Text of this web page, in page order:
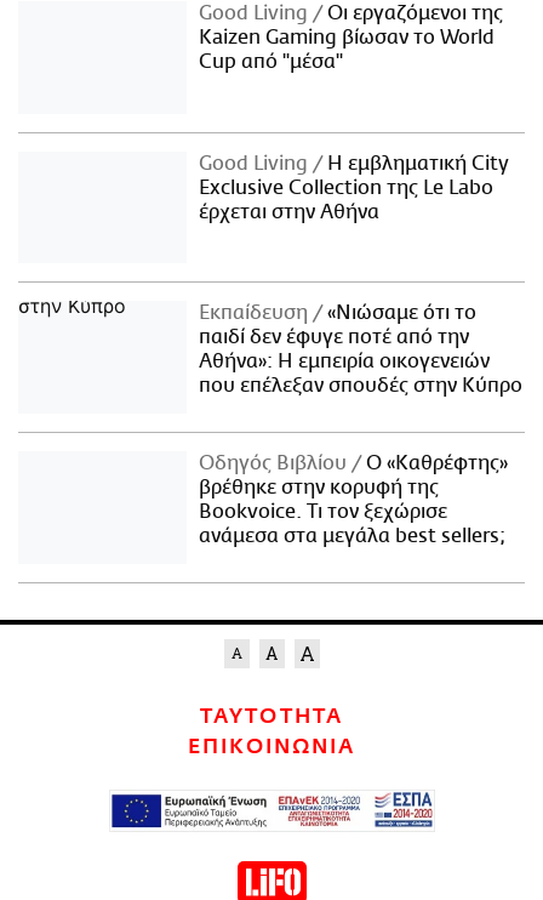
Good Living
Οι εργαζόμενοι της
Kaizen Gaming βίωσαν το World
Cup από "μέσα"
Good Living
Η εμβληματική City
Exclusive Collection της Le Labo
έρχεται στην Αθήνα
Εκπαίδευση
«Νιώσαμε ότι το
παιδί δεν έφυγε ποτέ από την
Αθήνα»: Η εμπειρία οικογενειών
που επέλεξαν σπουδές στην Κύπρο
Οδηγός Βιβλίου
Ο «Καθρέφτης»
βρέθηκε στην κορυφή της
Bookvoice. Τι τον ξεχώρισε
ανάμεσα στα μεγάλα best sellers;
ΤΑΥΤΟΤΗΤΑ
ΕΠΙΚΟΙΝΩΝΙΑ